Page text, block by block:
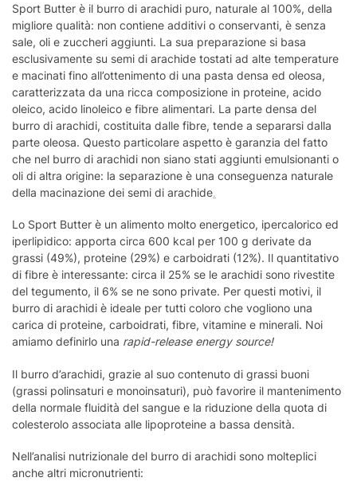
Sport Butter è il burro di arachidi puro, naturale al 100%, della
migliore qualità: non contiene additivi o conservanti, è senza
sale, oli e zuccheri aggiunti. La sua preparazione si basa
esclusivamente su semi di arachide tostati ad alte temperature
e macinati fino all’ottenimento di una pasta densa ed oleosa,
caratterizzata da una ricca composizione in proteine, acido
oleico, acido linoleico e fibre alimentari. La parte densa del
burro di arachidi, costituita dalle fibre, tende a separarsi dalla
parte oleosa. Questo particolare aspetto è garanzia del fatto
che nel burro di arachidi non siano stati aggiunti emulsionanti o
oli di altra origine: la separazione è una conseguenza naturale
della macinazione dei semi di arachide.
Lo Sport Butter è un alimento molto energetico, ipercalorico ed
iperlipidico: apporta circa 600 kcal per 100 g derivate da
grassi (49%), proteine (29%) e carboidrati (12%). Il quantitativo
di fibre è interessante: circa il 25% se le arachidi sono rivestite
del tegumento, il 6% se ne sono private. Per questi motivi, il
burro di arachidi è ideale per tutti coloro che vogliono una
carica di proteine, carboidrati, fibre, vitamine e minerali. Noi
amiamo definirlo una rapid-release energy source!
Il burro d’arachidi, grazie al suo contenuto di grassi buoni
(grassi polinsaturi e monoinsaturi), può favorire il mantenimento
della normale fluidità del sangue e la riduzione della quota di
colesterolo associata alle lipoproteine a bassa densità.
Nell’analisi nutrizionale del burro di arachidi sono molteplici
anche altri micronutrienti: